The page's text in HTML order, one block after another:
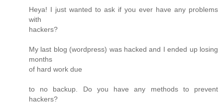
Heya! I just wanted to ask if you ever have any problems
with
hackers?
My last blog (wordpress) was hacked and I ended up losing
months
of hard work due
to no backup. Do you have any methods to prevent
hackers?